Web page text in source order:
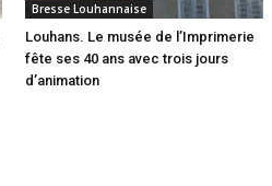
Bresse Louhannaise
Louhans. Le musée de l’Imprimerie
fête ses 40 ans avec trois jours
d’animation